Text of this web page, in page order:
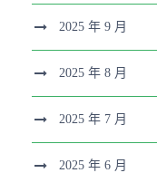
2025 年 9 月
2025 年 8 月
2025 年 7 月
2025 年 6 月